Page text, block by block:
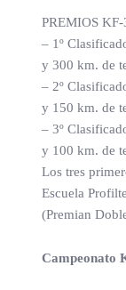
PREMIOS KF-
– 1º
y 300 km. de
– 2º
y 150 km. de
– 3º
y 100 km. de
Los tres
Escuela
(Premian
Campeonato